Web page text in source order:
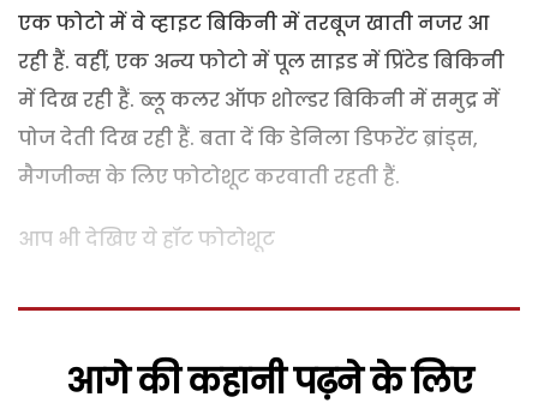
एक फोटो में वे व्हाइट बिकिनी में तरबूज खाती नजर आ
रही हैं. वहीं, एक अन्य फोटो में पूल साइड में प्रिंटेड बिकिनी
में दिख रही हैं. ब्लू कलर ऑफ शोल्डर बिकिनी में समुद्र में
पोज देती दिख रही हैं. बता दें कि डेनिला डिफरेंट ब्रांड्स,
मैगजीन्स के लिए फोटोशूट करवाती रहती हैं.
आप भी देखिए ये हॉट फोटोशूट
आगे की कहानी पढ़ने के लिए